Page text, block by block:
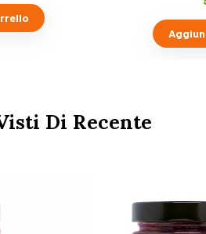
Di Recente